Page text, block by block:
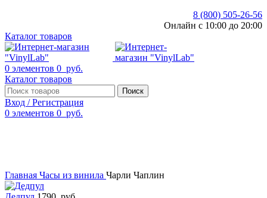
8 (800) 505-26-56
Онлайн с 10:00 до 20:00
Каталог товаров
0 элементов 0 руб.
Каталог товаров
Поиск
Вход / Регистрация
0 элементов 0 руб.
Главная Часы из винила Чарли Чаплин